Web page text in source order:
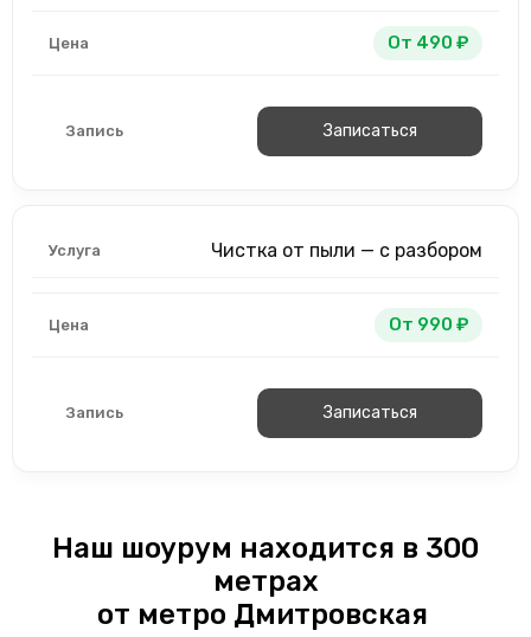
От 490 ₽
Записаться
Чистка от пыли — с разбором
От 990 ₽
Записаться
Наш шоурум находится в 300
метрах
от метро Дмитровская